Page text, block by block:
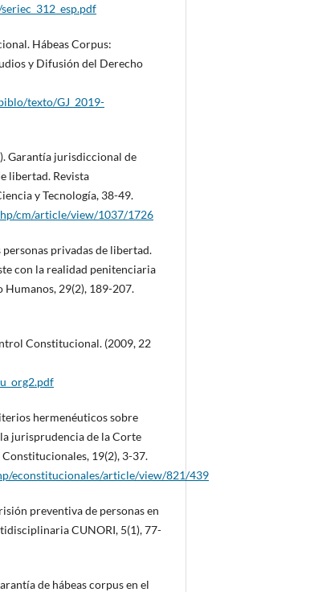
Hábeas Corpus:
y Difusión del Derecho
texto/GJ_2019-
Garantía jurisdiccional de
libertad. Revista
y Tecnología, 38-49.
cm/article/view/1037/1726
personas privadas de libertad.
con la realidad penitenciaria
Humanos, 29(2), 189-207.
Constitucional. (2009, 22
hermenéuticos sobre
jurisprudencia de la Corte
19(2), 3-37.
econstitucionales/article/view/821/439
preventiva de personas en
CUNORI, 5(1), 77-
de hábeas corpus en el